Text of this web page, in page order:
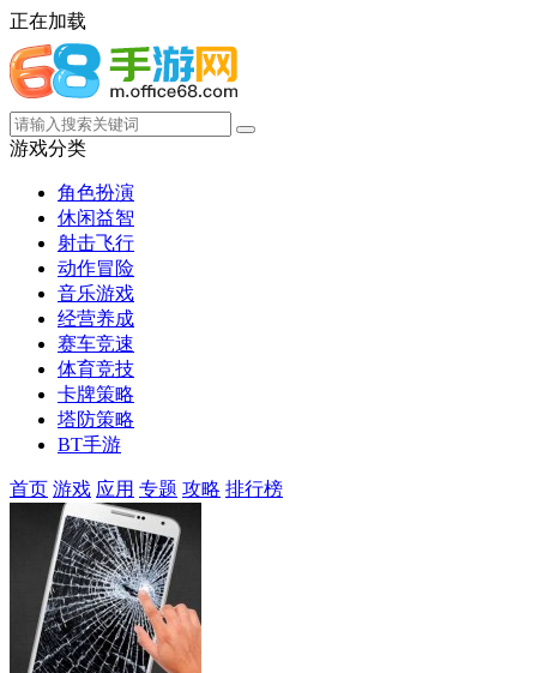
正在加载
游戏分类
角色扮演
休闲益智
射击飞行
动作冒险
音乐游戏
经营养成
赛车竞速
体育竞技
卡牌策略
塔防策略
BT手游
首页 游戏 应用 专题 攻略 排行榜